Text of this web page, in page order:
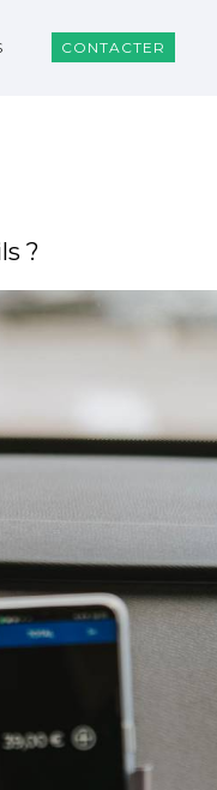
CONTACTER
?